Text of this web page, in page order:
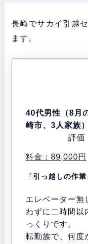
長崎でサカイ引越
ます。
40代男性（8月
崎市、3人家族）
評
料金：89,000円
「引っ越しの作
エレベーター無
わずに二時間以
っくりです。
転勤族で、何度